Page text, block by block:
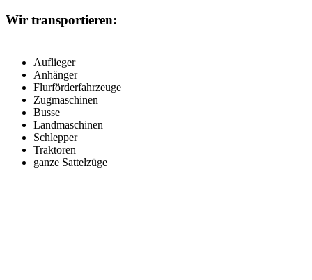
Wir transportieren:
Auflieger
Anhänger
Flurförderfahrzeuge
Zugmaschinen
Busse
Landmaschinen
Schlepper
Traktoren
ganze Sattelzüge